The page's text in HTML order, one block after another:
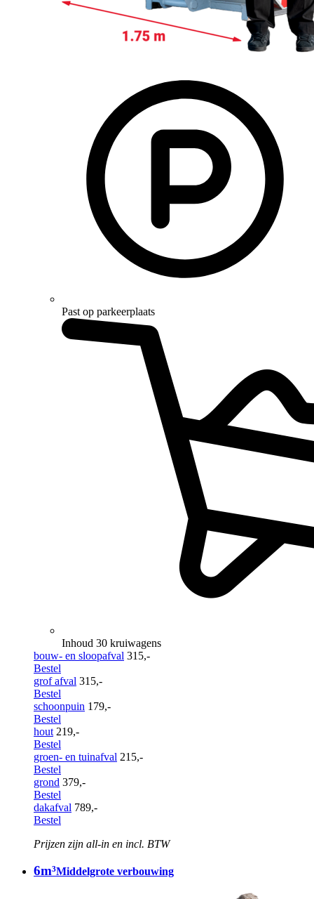
Past op parkeerplaats
Inhoud 30 kruiwagens
bouw- en sloopafval 315,-
Bestel
grof afval 315,-
Bestel
schoonpuin 179,-
Bestel
hout 219,-
Bestel
groen- en tuinafval 215,-
Bestel
grond 379,-
Bestel
dakafval 789,-
Bestel
Prijzen zijn all-in en incl. BTW
6m³Middelgrote verbouwing